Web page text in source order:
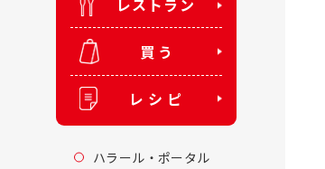
レストラン
買う
レシピ
ハラール・ポータル